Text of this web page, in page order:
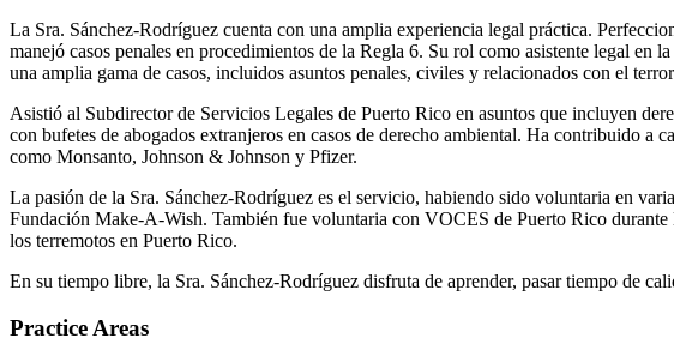
La Sra. Sánchez-Rodríguez cuenta con una amplia experiencia legal práctica.
manejó casos penales en procedimientos de la Regla 6. Su rol como asistente legal
una amplia gama de casos, incluidos asuntos penales, civiles y relacionados con el
Asistió al Subdirector de Servicios Legales de Puerto Rico en asuntos que incluyen
con bufetes de abogados extranjeros en casos de derecho ambiental. Ha contribuido
como Monsanto, Johnson & Johnson y Pfizer.
La pasión de la Sra. Sánchez-Rodríguez es el servicio, habiendo sido voluntaria en
Fundación Make-A-Wish. También fue voluntaria con VOCES de Puerto Rico durante
los terremotos en Puerto Rico.
En su tiempo libre, la Sra. Sánchez-Rodríguez disfruta de aprender, pasar tiempo de
Practice Areas